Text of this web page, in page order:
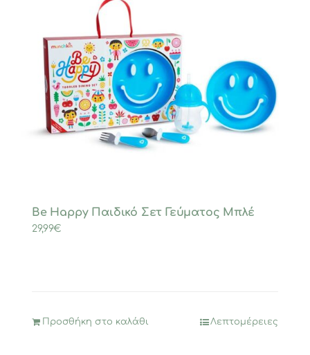
Be Happy Παιδικό Σετ Γεύματος Μπλέ
29,99€
Προσθήκη στο καλάθι Λεπτομέρειες